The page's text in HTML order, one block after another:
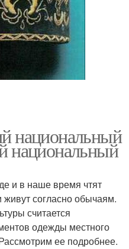
национальный
национальный
и в наше время чтят
согласно обычаям.
считается
одежды местного
ее подробнее.